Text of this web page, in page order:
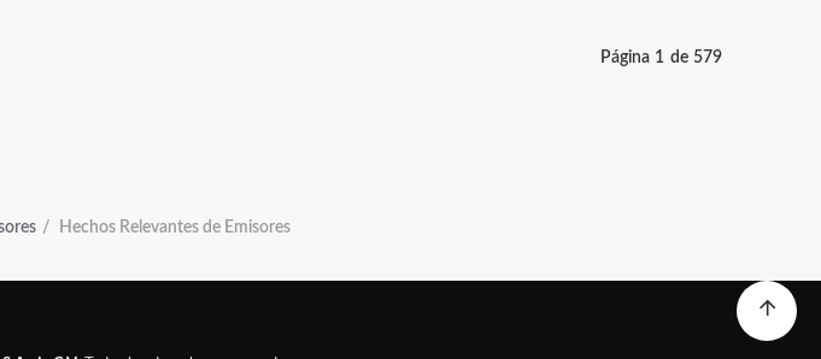
Página 1 de 579
Hechos Relevantes de Emisores